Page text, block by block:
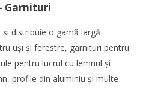
Garnituri
și distribuie o gamă largă
uși și ferestre, garnituri pentru
pentru lucrul cu lemnul și
profile din aluminiu și multe